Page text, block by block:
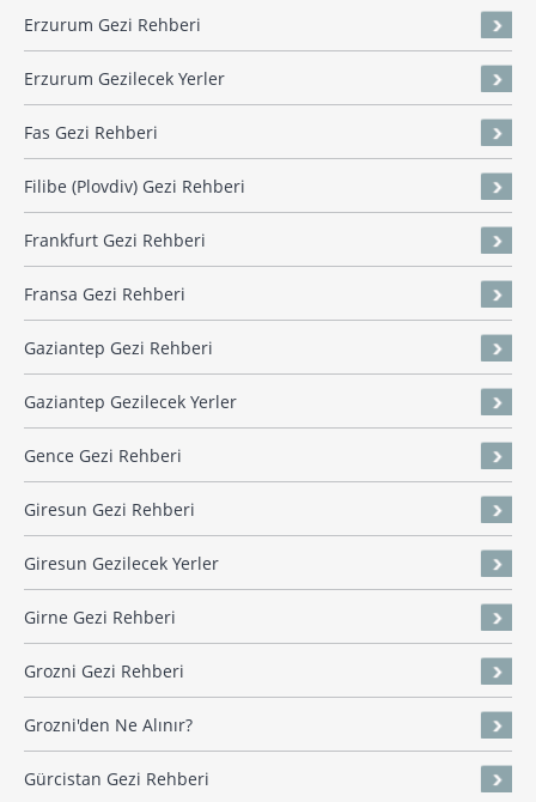
Erzurum Gezi Rehberi
Erzurum Gezilecek Yerler
Fas Gezi Rehberi
Filibe (Plovdiv) Gezi Rehberi
Frankfurt Gezi Rehberi
Fransa Gezi Rehberi
Gaziantep Gezi Rehberi
Gaziantep Gezilecek Yerler
Gence Gezi Rehberi
Giresun Gezi Rehberi
Giresun Gezilecek Yerler
Girne Gezi Rehberi
Grozni Gezi Rehberi
Grozni'den Ne Alınır?
Gürcistan Gezi Rehberi